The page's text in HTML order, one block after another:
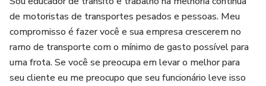
de motoristas de transportes pesados e pessoas. Meu
compromisso é fazer você e sua empresa crescerem no
ramo de transporte com o mínimo de gasto possível para
uma frota. Se você se preocupa em levar o melhor para
seu cliente eu me preocupo que seu funcionário leve isso